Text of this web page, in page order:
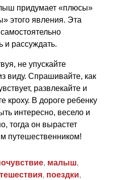
придумает «плюсы»
этого явления. Эта
и рассуждать.
не упускайте
виду. Спрашивайте, как
развлекайте и
кроху. В дороге ребенку
интересно, весело и
тогда он вырастет
путешественником!
, малыш,
, поездки,